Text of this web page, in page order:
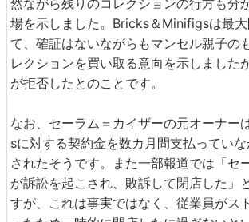
場を示しました。Bricks＆Minifigsは最
て、確証はないながらもマンセル親子の
レクションを買い取る意向を示しました
が拒否したとのことです。
なお、セーラム＝カイザーの元オーナー
sに対する契約金を数カ月間支払ってい
されたそうです。また一部報道では「セ
が訴訟を起こされ、敗訴して閉店した」
すが、これは事実ではなく、従業員がス